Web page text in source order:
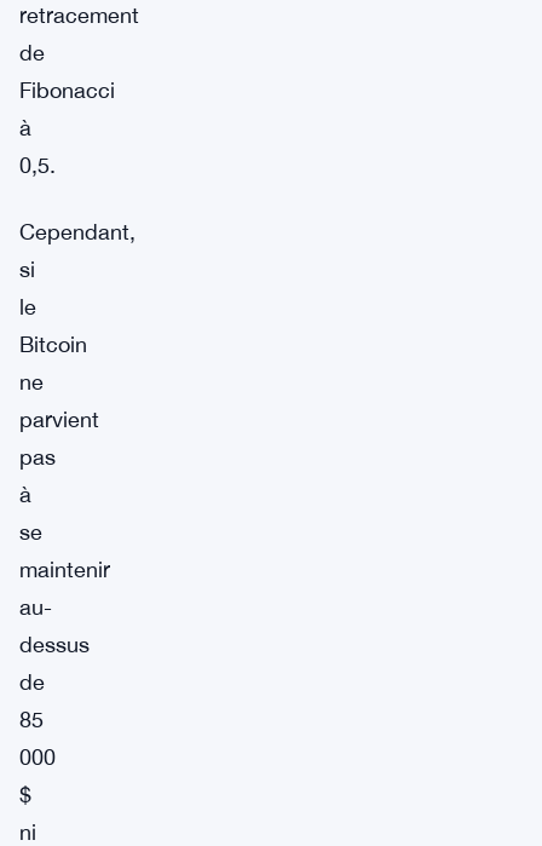
retracement
de
Fibonacci
à
0,5.
Cependant,
si
le
Bitcoin
ne
parvient
pas
à
se
maintenir
au-
dessus
de
85
000
$
ni